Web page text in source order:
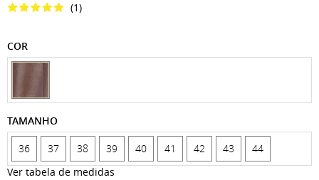
(1)
COR
TAMANHO
36 37 38 39 40 41 42 43
44
Ver tabela de medidas